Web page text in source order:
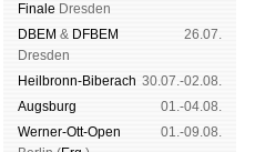
Finale Dres­den
DBEM & DFBEM
Dres­den
26.07.
Heil­bronn-Bi­ber­ach 30.07.-02.08.
Augs­burg
01.-04.08.
Werner-Ott-Open
01.-09.08.